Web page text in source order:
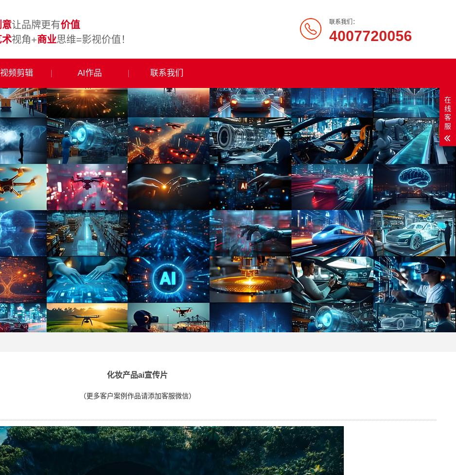
联系我们：
4007720056
意让品牌更有价值
术视角+商业思维=影视价值！
频剪辑 AI作品 联系我们
化妆产品ai宣传片
（更多客户案例作品请添加客服微信）
在
线
客
服